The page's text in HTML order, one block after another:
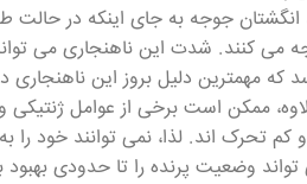
انگشتان جوجه به جای اینکه در
می کنند. شدت این ناهنجاری می
که مهمترین دلیل بروز این
ممکن است برخی از عوامل ژنتیکی
کم تحرک اند. لذا، نمی توانند خود را
وضعیت پرنده را تا حدودی بهبود